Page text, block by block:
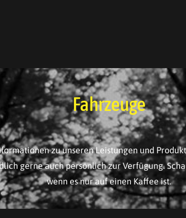
Fahrzeuge
zu unseren Leistungen und
gerne auch persönlich zur Verfügung.
wenn es nur auf einen Kaffee ist.